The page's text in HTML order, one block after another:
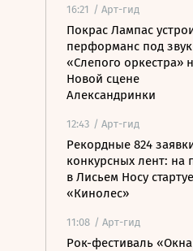
16:21 / Арт-гид
Покрас Лампас
перформанс под
«Слепого оркестра»
Новой сцене
Александринки
12:43 / Арт-гид
Рекордные 824
конкурсных лент: на
в Лисьем Носу
«Кинолес»
11:08 / Арт-гид
Рок-фестиваль «Окна